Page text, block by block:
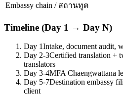
Embassy chain / สถานทูต
Timeline (Day 1 → Day N)
Day 1Intake, document audit,
Day 2-3Certified translation +
translators
Day 3-4MFA Chaengwattana
Day 5-7Destination embassy
client